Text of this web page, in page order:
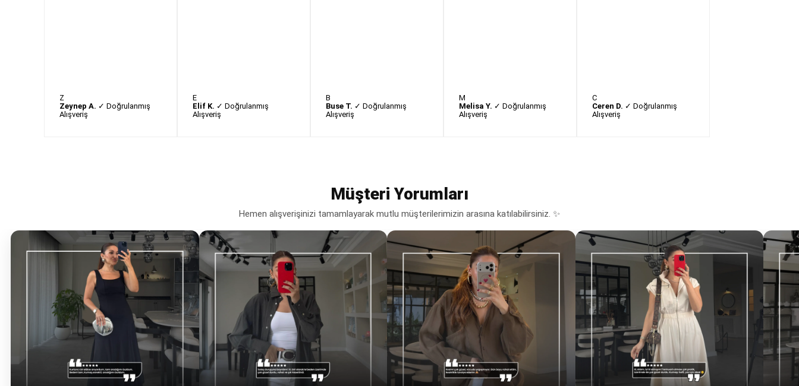
Z
Zeynep A. ✓ Doğrulanmış
Alışveriş
E
Elif K. ✓ Doğrulanmış
Alışveriş
B
Buse T. ✓ Doğrulanmış
Alışveriş
M
Melisa Y. ✓ Doğrulanmış
Alışveriş
C
Ceren D. ✓ Doğrulanmış
Alışveriş
Müşteri Yorumları
Hemen alışverişinizi tamamlayarak mutlu müşterilerimizin arasına katılabilirsiniz. ✨